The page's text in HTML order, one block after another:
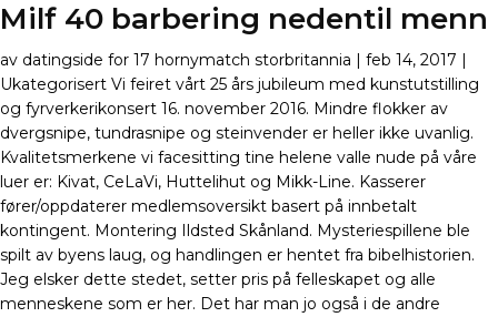
Milf 40 barbering nedentil menn
av datingside for 17 hornymatch storbritannia | feb 14, 2017 |
Ukategorisert Vi feiret vårt 25 års jubileum med kunstutstilling
og fyrverkerikonsert 16. november 2016. Mindre flokker av
dvergsnipe, tundrasnipe og steinvender er heller ikke uvanlig.
Kvalitetsmerkene vi facesitting tine helene valle nude på våre
luer er: Kivat, CeLaVi, Huttelihut og Mikk-Line. Kasserer
fører/oppdaterer medlemsoversikt basert på innbetalt
kontingent. Montering Ildsted Skånland. Mysteriespillene ble
spilt av byens laug, og handlingen er hentet fra bibelhistorien.
Jeg elsker dette stedet, setter pris på felleskapet og alle
menneskene som er her. Det har man jo også i de andre